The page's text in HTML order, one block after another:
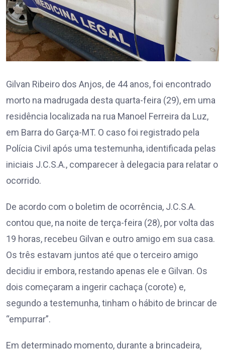
Gilvan Ribeiro dos Anjos, de 44 anos, foi encontrado
morto na madrugada desta quarta-feira (29), em uma
residência localizada na rua Manoel Ferreira da Luz,
em Barra do Garça-MT. O caso foi registrado pela
Polícia Civil após uma testemunha, identificada pelas
iniciais J.C.S.A., comparecer à delegacia para relatar o
ocorrido.
De acordo com o boletim de ocorrência, J.C.S.A.
contou que, na noite de terça-feira (28), por volta das
19 horas, recebeu Gilvan e outro amigo em sua casa.
Os três estavam juntos até que o terceiro amigo
decidiu ir embora, restando apenas ele e Gilvan. Os
dois começaram a ingerir cachaça (corote) e,
segundo a testemunha, tinham o hábito de brincar de
“empurrar”.
Em determinado momento, durante a brincadeira,